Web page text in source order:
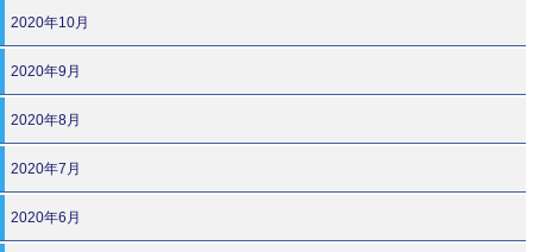
2020年10月
2020年9月
2020年8月
2020年7月
2020年6月